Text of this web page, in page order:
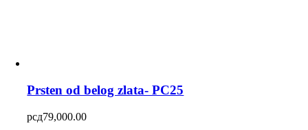
Prsten od belog zlata- PC25
рсд79,000.00